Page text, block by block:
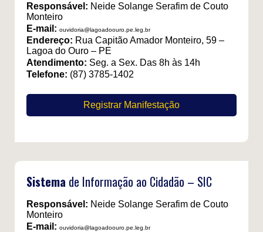
Responsável: Neide Solange Serafim de Couto
Monteiro
E-mail: ouvidoria@lagoadoouro.pe.leg.br
Endereço: Rua Capitão Amador Monteiro, 59 –
Lagoa do Ouro – PE
Atendimento: Seg. a Sex. Das 8h às 14h
Telefone: (87) 3785-1402
Registrar Manifestação
Sistema de Informação ao Cidadão – SIC
Responsável: Neide Solange Serafim de Couto
Monteiro
E-mail: ouvidoria@lagoadoouro.pe.leg.br